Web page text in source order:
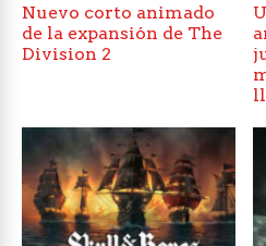
Nuevo corto animado
de la expansión de The
Division 2